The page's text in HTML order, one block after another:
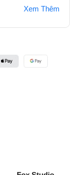
Xem Thêm